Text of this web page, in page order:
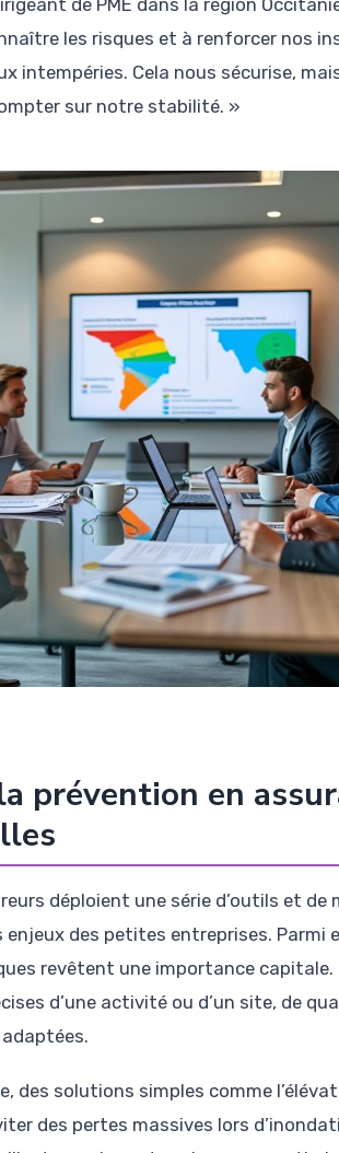
les risques et à renforcer nos
intempéries. Cela nous sécurise,
sur notre stabilité. »
prévention en
déploient une série d’outils et de
des petites entreprises. Parmi
revêtent une importance capitale.
d’une activité ou d’un site, de
des solutions simples comme
des pertes massives lors